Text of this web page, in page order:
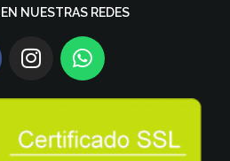
NUESTRAS REDES